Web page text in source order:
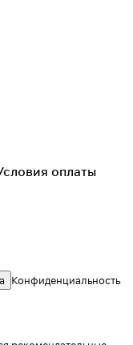
оплаты
Конфиденциальность